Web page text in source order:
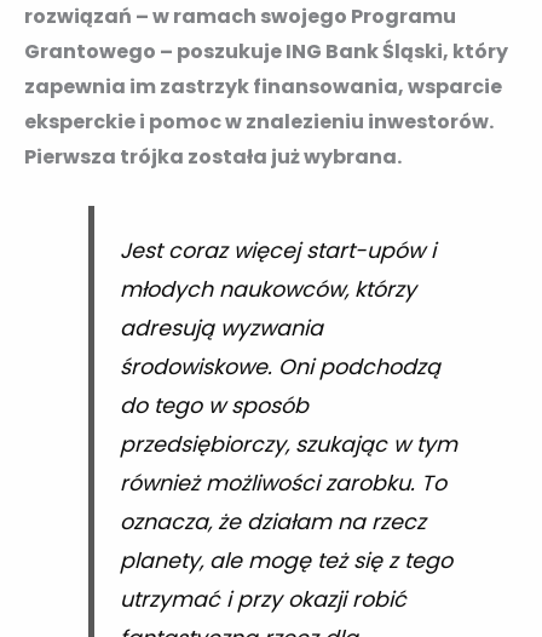
rozwiązań – w ramach swojego Programu
Grantowego – poszukuje ING Bank Śląski, który
zapewnia im zastrzyk finansowania, wsparcie
eksperckie i pomoc w znalezieniu inwestorów.
Pierwsza trójka została już wybrana.
Jest coraz więcej start-upów i
młodych naukowców, którzy
adresują wyzwania
środowiskowe. Oni podchodzą
do tego w sposób
przedsiębiorczy, szukając w tym
również możliwości zarobku. To
oznacza, że działam na rzecz
planety, ale mogę też się z tego
utrzymać i przy okazji robić